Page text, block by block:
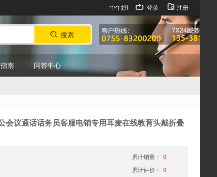
中午好! 登录 注册
搜索
南 问答中心
议通话话务员客服电销专用耳麦在线教育头戴折叠
累计销量：
0
累计评价：
0